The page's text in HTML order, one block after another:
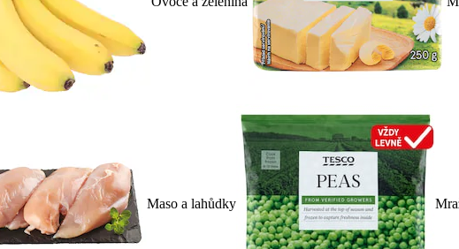
Maso a lahůdky